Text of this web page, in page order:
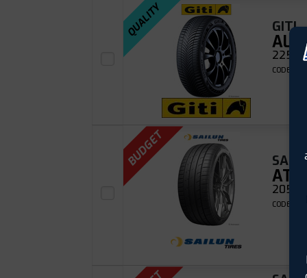
QUALITY GITI
225/
CODE
BUDGET
205/
CODE